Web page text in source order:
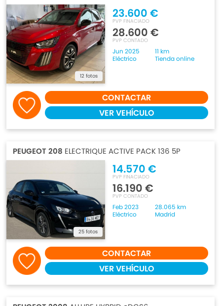
12 fotos
23.600 €
PVP FINACIADO
28.600 €
PVP CONTADO
Jun 2025
11 km
Eléctrico
Tienda online
CONTACTAR
VER VEHÍCULO
PEUGEOT 208 ELECTRIQUE ACTIVE PACK 136 5P
25 fotos
14.570 €
PVP FINACIADO
16.190 €
PVP CONTADO
Feb 2023
28.065 km
Eléctrico
Madrid
CONTACTAR
VER VEHÍCULO